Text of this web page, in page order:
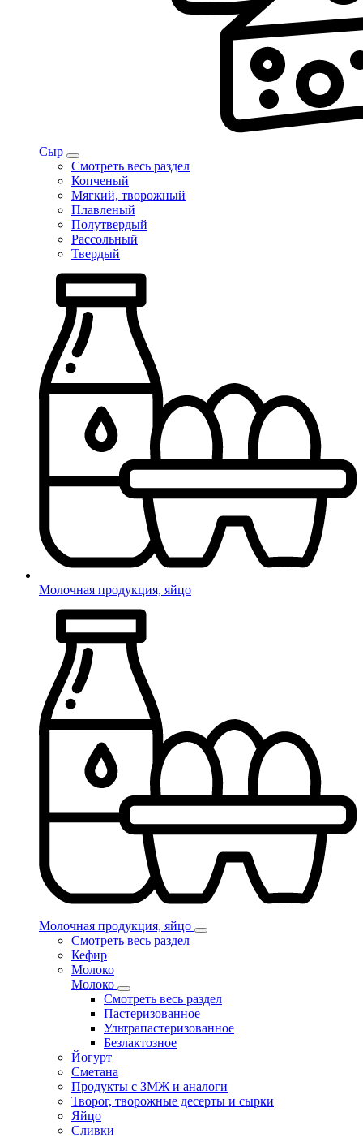
Сыр
Смотреть весь раздел
Копченый
Мягкий, творожный
Плавленый
Полутвердый
Рассольный
Твердый
Молочная продукция, яйцо
Молочная продукция, яйцо
Смотреть весь раздел
Кефир
Молоко
Молоко
Смотреть весь раздел
Пастеризованное
Ультрапастеризованное
Безлактозное
Йогурт
Сметана
Продукты с ЗМЖ и аналоги
Творог, творожные десерты и сырки
Яйцо
Сливки